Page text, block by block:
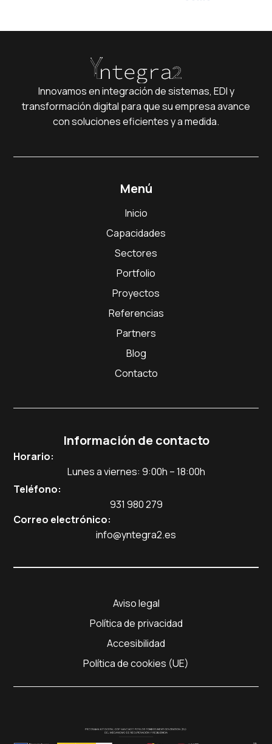
Innovamos en integración de sistemas, EDI y
transformación digital para que su empresa avance
con soluciones eficientes y a medida.
Menú
Inicio
Capacidades
Sectores
Portfolio
Proyectos
Referencias
Partners
Blog
Contacto
Información de contacto
Horario:
Lunes a viernes: 9:00h – 18:00h
Teléfono:
931 980 279
Correo electrónico:
info@yntegra2.es
Aviso legal
Política de privacidad
Accesibilidad
Política de cookies (UE)